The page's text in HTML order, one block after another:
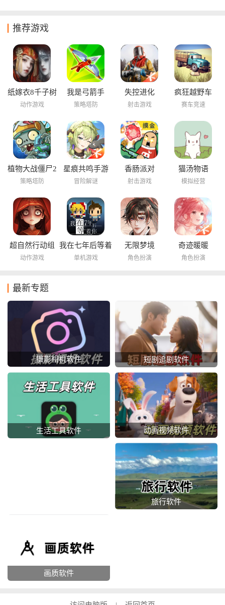
推荐游戏
纸嫁衣8千子树
动作游戏
我是弓箭手
策略塔防
失控进化
射击游戏
疯狂越野车
赛车竞速
植物大战僵尸2
海底世界
策略塔防
星痕共鸣手游
冒险解谜
香肠派对
射击游戏
猫汤物语
模拟经营
超自然行动组
动作游戏
我在七年后等着
你
单机游戏
无限梦境
角色扮演
奇迹暖暖
角色扮演
最新专题
摄影相机软件 短剧追剧软件
生活工具软件 动画视频软件
旅行软件
画质软件